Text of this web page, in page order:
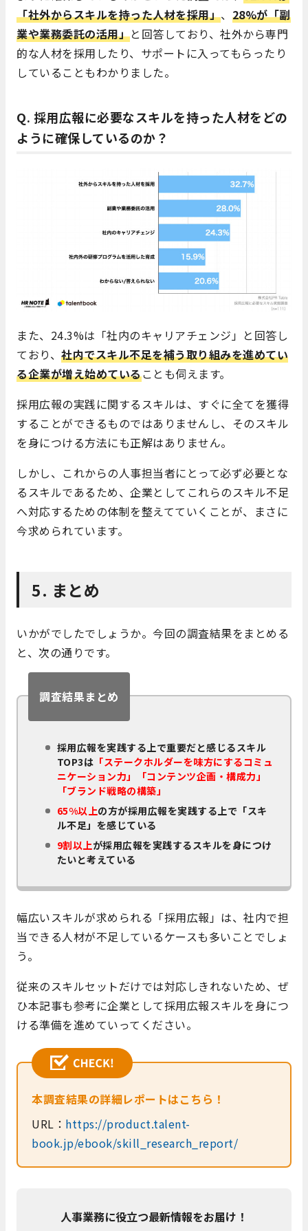
「社外からスキルを持った人材を採用」、 28%が「副
業や業務委託の活用」と回答しており、社外から専門
的な人材を採用したり、サポートに入ってもらったり
していることもわかりました。
Q. 採用広報に必要なスキルを持った人材をどの
ように確保しているのか？
また、24.3%は「社内のキャリアチェンジ」と回答し
ており、 社内でスキル不足を補う取り組みを進めてい
る企業が増え始めていることも伺えます。
採用広報の実践に関するスキルは、すぐに全てを獲得
することができるものではありませんし、そのスキル
を身につける方法にも正解はありません。
しかし、これからの人事担当者にとって必ず必要とな
るスキルであるため、企業としてこれらのスキル不足
へ対応するための体制を整えてていくことが、まさに
今求められています。
5. まとめ
いかがでしたでしょうか。今回の調査結果をまとめる
と、次の通りです。
調査結果まとめ
採用広報を実践する上で重要だと感じるスキル
TOP3は 「ステークホルダーを味方にするコミュ
ニケーション力」「コンテンツ企画・構成力」
「ブランド戦略の構築」
65%以上の方が採用広報を実践する上で「スキ
ル不足」を感じている
9割以上が採用広報を実践するスキルを身につけ
たいと考えている
幅広いスキルが求められる「採用広報」は、社内で担
当できる人材が不足しているケースも多いことでしょ
う。
従来のスキルセットだけでは対応しきれないため、ぜ
ひ本記事も参考に企業として採用広報スキルを身につ
ける準備を進めていってください。
本調査結果の詳細レポートはこちら！
URL： https://product.talent-
book.jp/ebook/skill_research_report/
人事業務に役立つ最新情報をお届け！